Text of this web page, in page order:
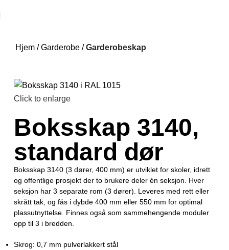
Hjem Garderobe Garderobeskap
Click to enlarge
Boksskap 3140,
standard dør
Boksskap 3140 (3 dører, 400 mm) er utviklet for skoler, idrett
og offentlige prosjekt der to brukere deler én seksjon. Hver
seksjon har 3 separate rom (3 dører). Leveres med rett eller
skrått tak, og fås i dybde 400 mm eller 550 mm for optimal
plassutnyttelse. Finnes også som sammehengende moduler
opp til 3 i bredden.
Skrog: 0,7 mm pulverlakkert stål